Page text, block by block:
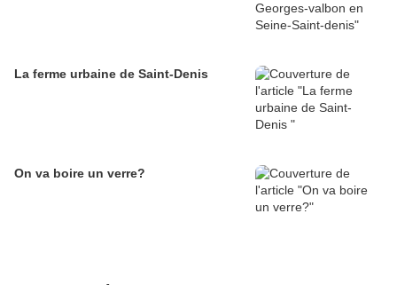
La ferme urbaine de Saint-Denis
On va boire un verre?